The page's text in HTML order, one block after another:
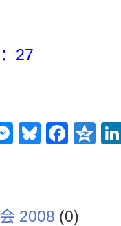
27
Bluesky
2008 (0)